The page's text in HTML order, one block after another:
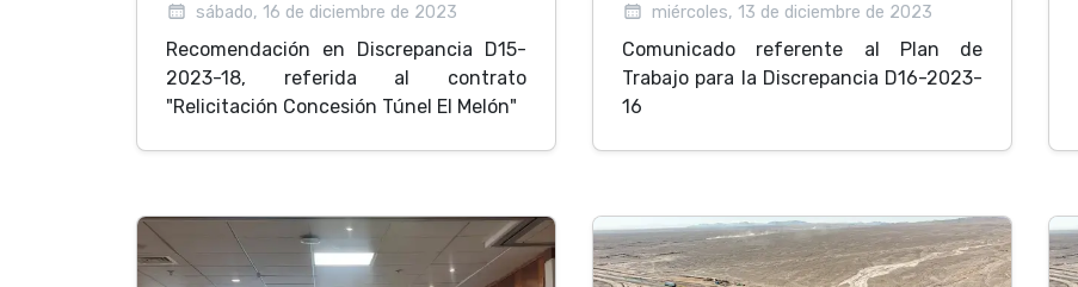
sábado, 16 de diciembre de 2023
Recomendación en Discrepancia D15-
2023-18, referida al contrato
"Relicitación Concesión Túnel El Melón"
miércoles, 13 de diciembre de 2023
Comunicado referente al Plan de
Trabajo para la Discrepancia D16-2023-
16